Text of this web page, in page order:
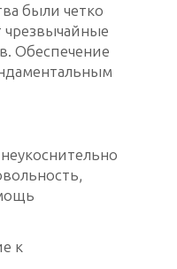
были четко
Обеспечение
к